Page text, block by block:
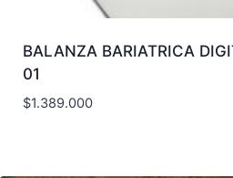
BALANZA BARIATRICA
01
$1.389.000